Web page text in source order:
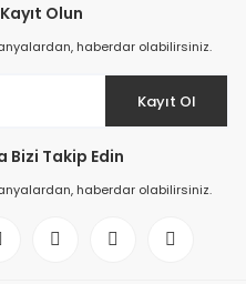
Olun
haberdar olabilirsiniz.
Kayıt Ol
Bizi Takip Edin
haberdar olabilirsiniz.